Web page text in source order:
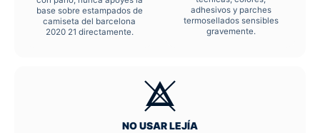
base sobre estampados de
camiseta del barcelona
2020 21 directamente.
adhesivos y parches
termosellados sensibles
gravemente.
NO USAR LEJÍA